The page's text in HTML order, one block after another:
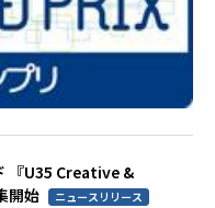
『U35 Creative &
開始
ニュースリリース